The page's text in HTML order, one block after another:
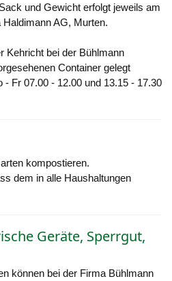
und Gewicht erfolgt jeweils am
AG, Murten.
Kehricht bei der Bühlmann
Container gelegt
Fr 07.00 - 12.00 und 13.15 - 17.30
kompostieren.
dem in alle Haushaltungen
Geräte, Sperrgut,
können bei der Firma Bühlmann